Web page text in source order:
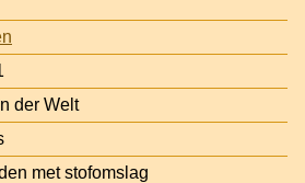
der Welt
met stofomslag